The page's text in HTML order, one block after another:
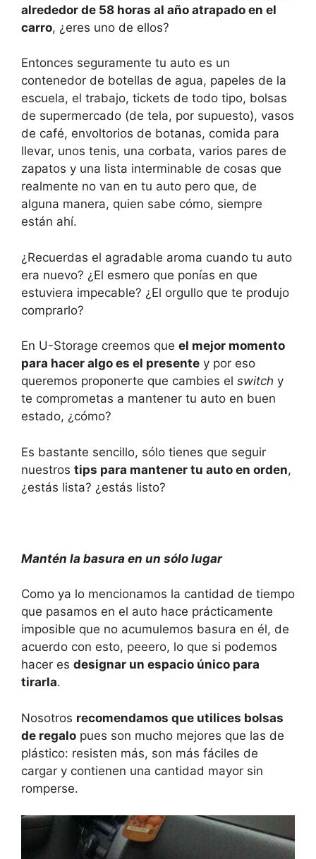
alrededor de 58 horas al año atrapado en el
carro, ¿eres uno de ellos?
Entonces seguramente tu auto es un
contenedor de botellas de agua, papeles de la
escuela, el trabajo, tickets de todo tipo, bolsas
de supermercado (de tela, por supuesto), vasos
de café, envoltorios de botanas, comida para
llevar, unos tenis, una corbata, varios pares de
zapatos y una lista interminable de cosas que
realmente no van en tu auto pero que, de
alguna manera, quien sabe cómo, siempre
están ahí.
¿Recuerdas el agradable aroma cuando tu auto
era nuevo? ¿El esmero que ponías en que
estuviera impecable? ¿El orgullo que te produjo
comprarlo?
En U-Storage creemos que el mejor momento
para hacer algo es el presente y por eso
queremos proponerte que cambies el switch y
te comprometas a mantener tu auto en buen
estado, ¿cómo?
Es bastante sencillo, sólo tienes que seguir
nuestros tips para mantener tu auto en orden,
¿estás lista? ¿estás listo?
Mantén la basura en un sólo lugar
Como ya lo mencionamos la cantidad de tiempo
que pasamos en el auto hace prácticamente
imposible que no acumulemos basura en él, de
acuerdo con esto, peeero, lo que si podemos
hacer es designar un espacio único para
tirarla.
Nosotros recomendamos que utilices bolsas
de regalo pues son mucho mejores que las de
plástico: resisten más, son más fáciles de
cargar y contienen una cantidad mayor sin
romperse.